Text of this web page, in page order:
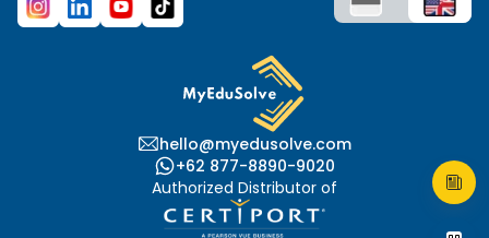
hello@myedusolve.com
+62 877-8890-9020
Authorized Distributor of